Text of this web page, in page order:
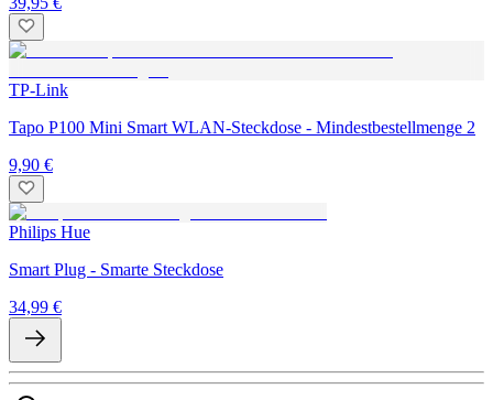
TP-Link
Tapo P100 Mini Smart WLAN-Steckdose - Mindestbestellmenge 2
9,90 €
Philips Hue
Smart Plug - Smarte Steckdose
34,99 €